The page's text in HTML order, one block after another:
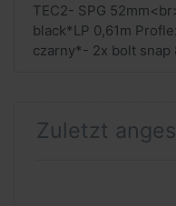
TEC2- SPG
black*LP 0,61m
czarny*- 2x bolt snap
Zuletzt